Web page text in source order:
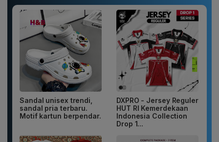
Sandal unisex trendi,
sandal pria terbaru.
Motif kartun berpendar.
DXPRO - Jersey Reguler
HUT RI Kemerdekaan
Indonesia Collection
Drop 1...